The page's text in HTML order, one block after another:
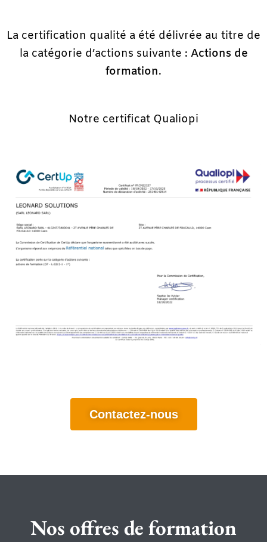
La certification qualité a été délivrée au titre de
la catégorie d’actions suivante : Actions de
formation.
Notre certificat Qualiopi
Contactez-nous
Nos offres de formation